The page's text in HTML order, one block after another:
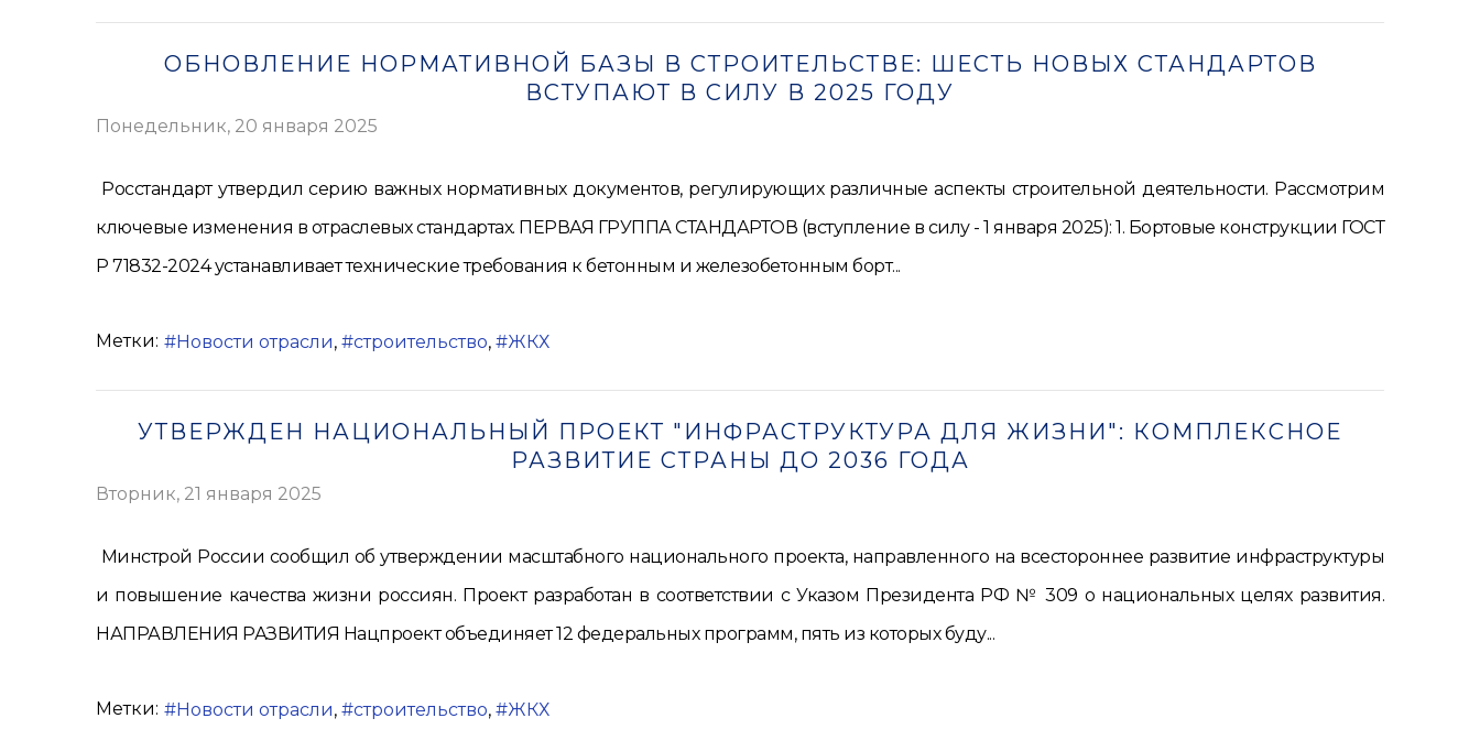
ОБНОВЛЕНИЕ НОРМАТИВНОЙ БАЗЫ В СТРОИТЕЛЬСТВЕ: ШЕСТЬ НОВЫХ СТАНДАРТОВ
ВСТУПАЮТ В СИЛУ В 2025 ГОДУ
Понедельник, 20 января 2025
Росстандарт утвердил серию важных нормативных документов, регулирующих различные аспекты строительной деятельности. Рассмотрим
ключевые изменения в отраслевых стандартах. ПЕРВАЯ ГРУППА СТАНДАРТОВ (вступление в силу - 1 января 2025): 1. Бортовые конструкции ГОСТ
Р 71832-2024 устанавливает технические требования к бетонным и железобетонным борт...
Метки: Новости отрасли строительство ЖКХ
УТВЕРЖДЕН НАЦИОНАЛЬНЫЙ ПРОЕКТ "ИНФРАСТРУКТУРА ДЛЯ ЖИЗНИ": КОМПЛЕКСНОЕ
РАЗВИТИЕ СТРАНЫ ДО 2036 ГОДА
Вторник, 21 января 2025
Минстрой России сообщил об утверждении масштабного национального проекта, направленного на всестороннее развитие инфраструктуры
и повышение качества жизни россиян. Проект разработан в соответствии с Указом Президента РФ № 309 о национальных целях развития.
НАПРАВЛЕНИЯ РАЗВИТИЯ Нацпроект объединяет 12 федеральных программ, пять из которых буду...
Метки: Новости отрасли строительство ЖКХ